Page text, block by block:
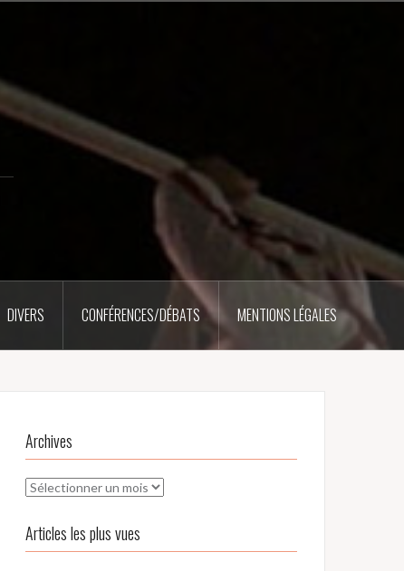
DIVERS CONFÉRENCES/DÉBATS MENTIONS LÉGALES
Archives
Archives
Articles les plus vues